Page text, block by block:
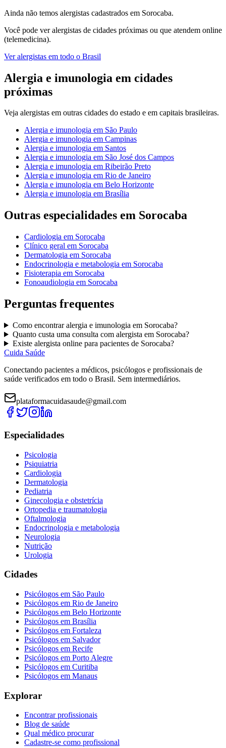
Ainda não temos alergistas cadastrados em Sorocaba.
Você pode veralergistas de cidades próximas ou que atendem online
(telemedicina).
Veralergistas em todo o Brasil
Alergia e imunologia em cidades
próximas
Veja alergistas em outras cidades do estado e em capitais brasileiras.
Alergia e imunologia em São Paulo
Alergia e imunologia em Campinas
Alergia e imunologia em Santos
Alergia e imunologia em São José dos Campos
Alergia e imunologia em Ribeirão Preto
Alergia e imunologia em Rio de Janeiro
Alergia e imunologia em Belo Horizonte
Alergia e imunologia em Brasília
Outras especialidades em Sorocaba
Cardiologia em Sorocaba
Clínico geral em Sorocaba
Dermatologia em Sorocaba
Endocrinologia e metabologia em Sorocaba
Fisioterapia em Sorocaba
Fonoaudiologia em Sorocaba
Perguntas frequentes
Como encontraralergia e imunologia em Sorocaba?
Quanto custa uma consulta com alergista em Sorocaba?
Existe alergista online para pacientes de Sorocaba?
Cuida Saúde
Conectando pacientes a médicos, psicólogos e profissionais de
saúde verificados em todo o Brasil. Sem intermediários.
plataformacuidasaude@gmail.com
Especialidades
Psicologia
Psiquiatria
Cardiologia
Dermatologia
Pediatria
Ginecologia e obstetrícia
Ortopedia e traumatologia
Oftalmologia
Endocrinologia e metabologia
Neurologia
Nutrição
Urologia
Cidades
Psicólogos em São Paulo
Psicólogos em Rio de Janeiro
Psicólogos em Belo Horizonte
Psicólogos em Brasília
Psicólogos em Fortaleza
Psicólogos em Salvador
Psicólogos em Recife
Psicólogos em Porto Alegre
Psicólogos em Curitiba
Psicólogos em Manaus
Explorar
Encontrar profissionais
Blog de saúde
Qual médico procurar
Cadastre-se como profissional